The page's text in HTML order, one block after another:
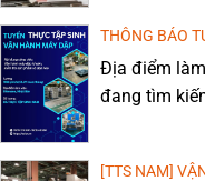
THÔNG BÁO
HÀNH MÁY
Địa điểm
đang tìm
[TTS NAM]